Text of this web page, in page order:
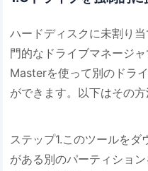
ハードディスクに未割り
門的なドライブマネージ
Masterを使って別のドラ
ができます。以下はその
ステップ1.このツールを
がある別のパーティショ